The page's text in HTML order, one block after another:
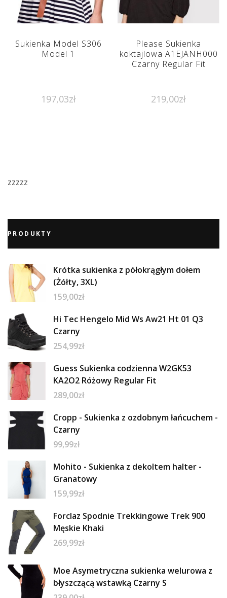
Sukienka Model S306
Model 1
197,03zł
Please Sukienka
koktajlowa A1EJANH000
Czarny Regular Fit
219,00zł
zzzzz
PRODUKTY
Krótka sukienka z półokrągłym dołem
(Żółty, 3XL)
159,00zł
Hi Tec Hengelo Mid Ws Aw21 Ht 01 Q3
Czarny
254,99zł
Guess Sukienka codzienna W2GK53
KA2O2 Różowy Regular Fit
289,00zł
Cropp - Sukienka z ozdobnym łańcuchem -
Czarny
99,99zł
Mohito - Sukienka z dekoltem halter -
Granatowy
159,99zł
Forclaz Spodnie Trekkingowe Trek 900
Męskie Khaki
269,99zł
Moe Asymetryczna sukienka welurowa z
błyszczącą wstawką Czarny S